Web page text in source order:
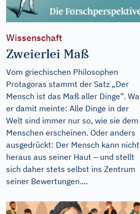
Wissenschaft
Zweierlei Maß
Vom griechischen Philosophen
Protagoras stammt der Satz „Der
Mensch ist das Maß aller Dinge“.
er damit meinte: Alle Dinge in der
Welt sind immer nur so, wie sie dem
Menschen erscheinen. Oder anders
ausgedrückt: Der Mensch kann nicht
heraus aus seiner Haut – und stellt
sich daher stets selbst ins Zentrum
seiner Bewertungen....